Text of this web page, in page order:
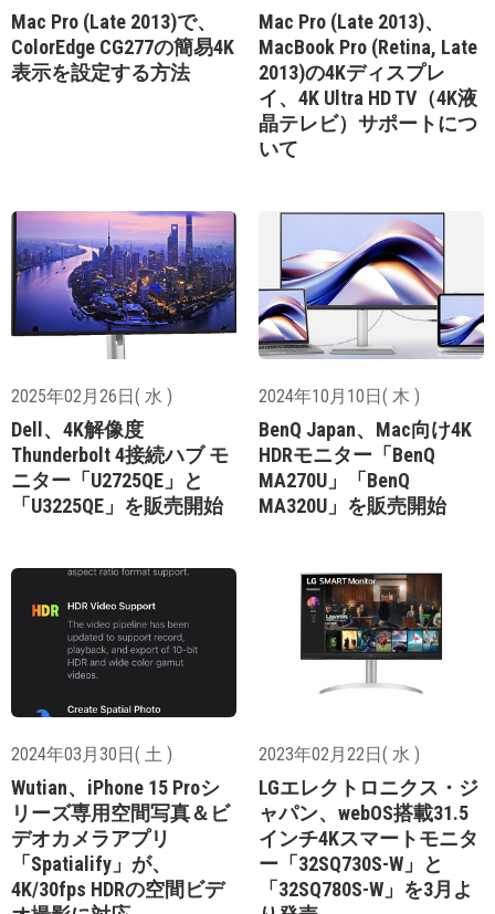
Mac Pro (Late 2013)で、
ColorEdge CG277の簡易4K
表示を設定する方法
Mac Pro (Late 2013)、
MacBook Pro (Retina, Late
2013)の4Kディスプレ
イ、4K Ultra HD TV（4K液
晶テレビ）サポートにつ
いて
2025年02月26日( 水 )
Dell、4K解像度
Thunderbolt 4接続ハブ モ
ニター「U2725QE」と
「U3225QE」を販売開始
2024年10月10日( 木 )
BenQ Japan、Mac向け4K
HDRモニター「BenQ
MA270U」「BenQ
MA320U」を販売開始
2024年03月30日( 土 )
Wutian、iPhone 15 Proシ
リーズ専用空間写真＆ビ
デオカメラアプリ
「Spatialify」が、
4K/30fps HDRの空間ビデ
2023年02月22日( 水 )
LGエレクトロニクス・ジ
ャパン、webOS搭載31.5
インチ4Kスマートモニタ
ー「32SQ730S-W」と
「32SQ780S-W」を3月よ